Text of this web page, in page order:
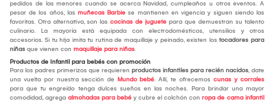
pedidos de las menores cuando se acerca Navidad, cumpleaños u otros eventos. A
pesar de los años, las muñecas Barbie se mantienen en vigencia y siguen siendo las
favoritas. Otra alternativa, son las cocinas de juguete para que demuestran su talento
culinario. La mayoría está equipada con electrodomésticos, utensilios y otros
accesorios. Si tu hija imita tu rutina de maquillaje y peinado, existen los tocadores para
niñas que vienen con maquillaje para niñas.
Productos de Infantil para bebés con promoción
Para los padres primerizos que requieren productos infantiles para recién nacidos, date
una vuelta por nuestra sección de Mundo bebé. Allí, te ofrecemos cunas y corrales
para que tu engreído tenga dulces sueños en las noches. Para brindar una mayor
comodidad, agrega almohadas para bebé y cubre el colchón con ropa de cama infantil